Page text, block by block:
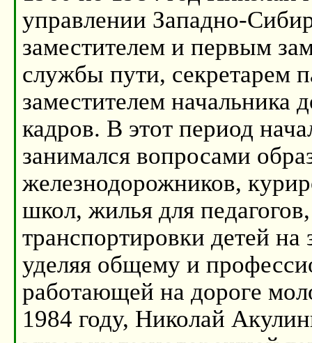
управлении Западно-
заместителем и первым
службы пути, секретарем
заместителем начальника
кадров. В этот период
занимался вопросами
железнодорожников,
школ, жилья для
транспортировки детей
уделяя общему и
работающей на дороге
1984 году, Николай